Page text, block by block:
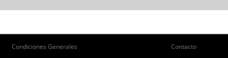
Condiciones Generales Contacto